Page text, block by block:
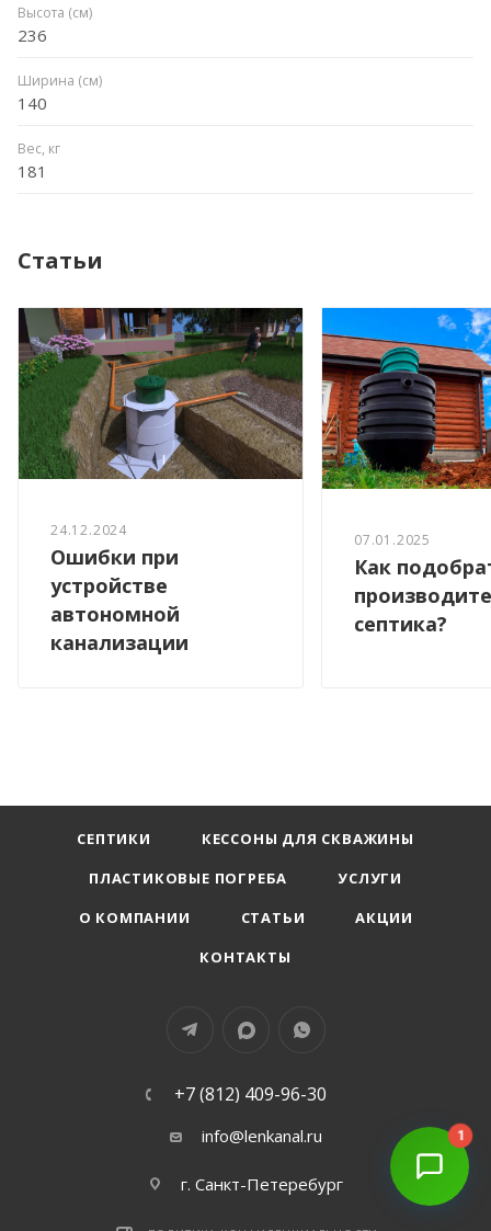
Высота (см)
236
Ширина (см)
140
Вес, кг
181
Статьи
24.12.2024
Ошибки при
устройстве
автономной
канализации
07.01.2025
Как
септика?
СЕПТИКИ
КЕССОНЫ ДЛЯ СКВАЖИНЫ
ПЛАСТИКОВЫЕ ПОГРЕБА
УСЛУГИ
О КОМПАНИИ
СТАТЬИ
АКЦИИ
КОНТАКТЫ
+7 (812) 409-96-30
info@lenkanal.ru
г. Санкт-Петеребург
1